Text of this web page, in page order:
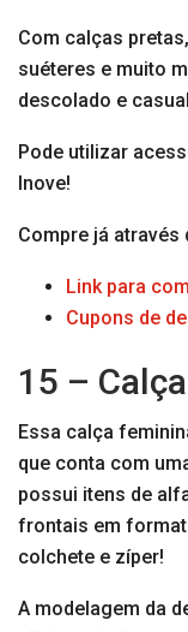
Com calças
suéteres e muito
descolado e
Pode utilizar
Inove!
Compre já através
Link para
Cupons de
15 –
Essa calça
que conta com
possui itens de
frontais em
colchete e zíper!
A modelagem da